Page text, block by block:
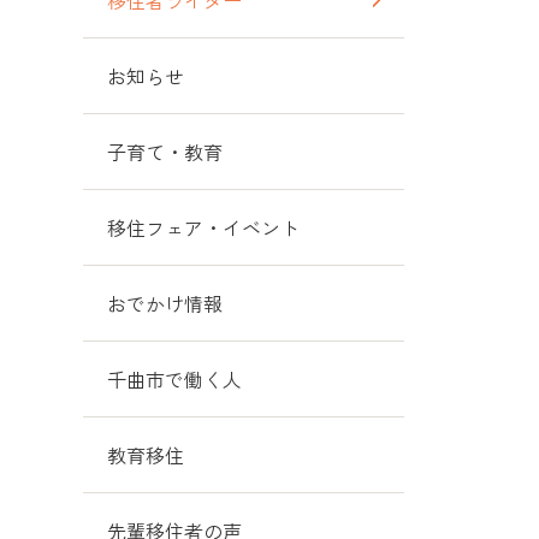
お知らせ
子育て・教育
移住フェア・イベント
おでかけ情報
千曲市で働く人
教育移住
先輩移住者の声